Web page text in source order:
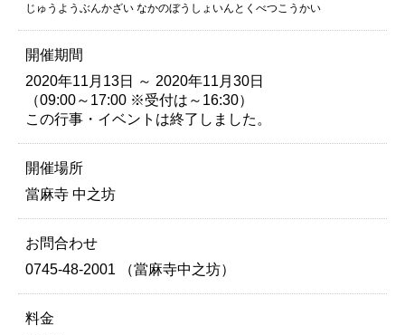
じゅうようぶんかざい なかのぼうしょいんとくべつこうかい
開催期間
2020年11月13日 ～ 2020年11月30日
（09:00～17:00 ※受付は～16:30）
この行事・イベントは終了しました。
開催場所
當麻寺 中之坊
お問合わせ
0745-48-2001 （當麻寺中之坊）
料金